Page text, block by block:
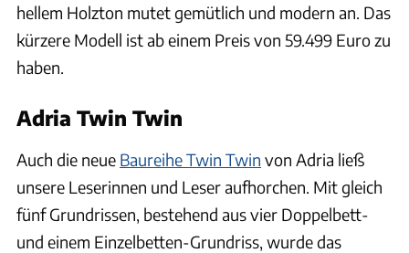
hellem Holzton mutet gemütlich und modern an. Das
kürzere Modell ist ab einem Preis von 59.499 Euro zu
haben.
Adria Twin Twin
Auch die neue Baureihe Twin Twin von Adria ließ
unsere Leserinnen und Leser aufhorchen. Mit gleich
fünf Grundrissen, bestehend aus vier Doppelbett-
und einem Einzelbetten-Grundriss, wurde das